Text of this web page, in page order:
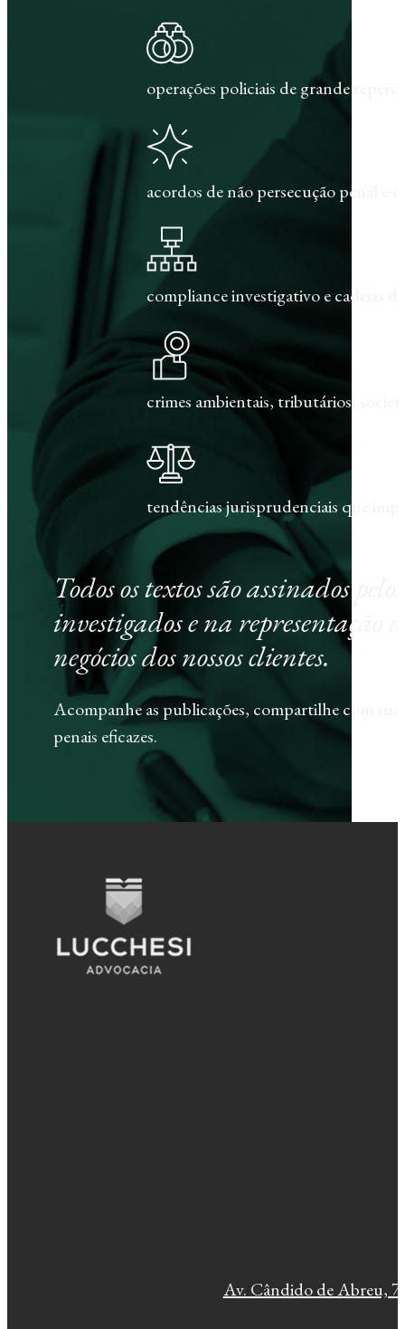
operações policiais de grande
acordos de não persecução penal e
compliance investigativo e cadeias
crimes ambientais, tributários,
tendências jurisprudenciais que
Todos os textos são assinados
investigados e na representação
negócios dos nossos clientes.
Acompanhe as publicações, compartilhe com
penais eficazes.
Av. Cândido de Abreu,